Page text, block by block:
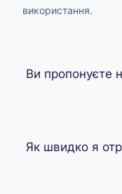
використання.
Ви пропонуєте
Як швидко я